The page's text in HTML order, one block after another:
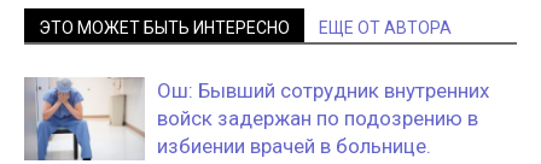
ЭТО МОЖЕТ БЫТЬ ИНТЕРЕСНО ЕЩЕ ОТ АВТОРА
Ош: Бывший сотрудник внутренних
войск задержан по подозрению в
избиении врачей в больнице.